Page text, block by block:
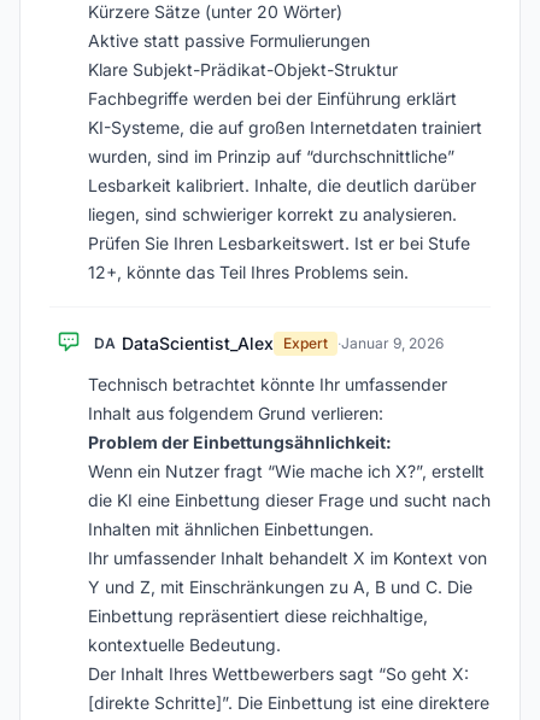
Kürzere Sätze (unter 20 Wörter)
Aktive statt passive Formulierungen
Klare Subjekt-Prädikat-Objekt-Struktur
Fachbegriffe werden bei der Einführung erklärt
KI-Systeme, die auf großen Internetdaten trainiert
wurden, sind im Prinzip auf “durchschnittliche”
Lesbarkeit kalibriert. Inhalte, die deutlich darüber
liegen, sind schwieriger korrekt zu analysieren.
Prüfen Sie Ihren Lesbarkeitswert. Ist er bei Stufe
12+, könnte das Teil Ihres Problems sein.
DA DataScientist_Alex Expert ·Januar 9, 2026
Technisch betrachtet könnte Ihr umfassender
Inhalt aus folgendem Grund verlieren:
Problem der Einbettungsähnlichkeit:
Wenn ein Nutzer fragt “Wie mache ich X?”, erstellt
die KI eine Einbettung dieser Frage und sucht nach
Inhalten mit ähnlichen Einbettungen.
Ihr umfassender Inhalt behandelt X im Kontext von
Y und Z, mit Einschränkungen zu A, B und C. Die
Einbettung repräsentiert diese reichhaltige,
kontextuelle Bedeutung.
Der Inhalt Ihres Wettbewerbers sagt “So geht X:
[direkte Schritte]”. Die Einbettung ist eine direktere